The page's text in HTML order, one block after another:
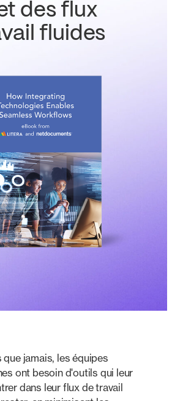
des flux
fluides
jamais, les équipes
ont besoin d'outils qui leur
dans leur flux de travail